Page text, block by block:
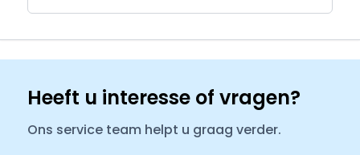
Heeft u interesse of vragen?
Ons service team helpt u graag verder.